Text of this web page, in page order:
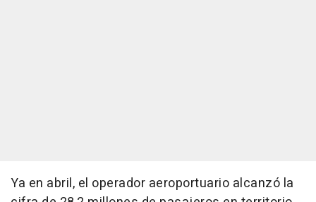
Ya en abril, el operador aeroportuario alcanzó la